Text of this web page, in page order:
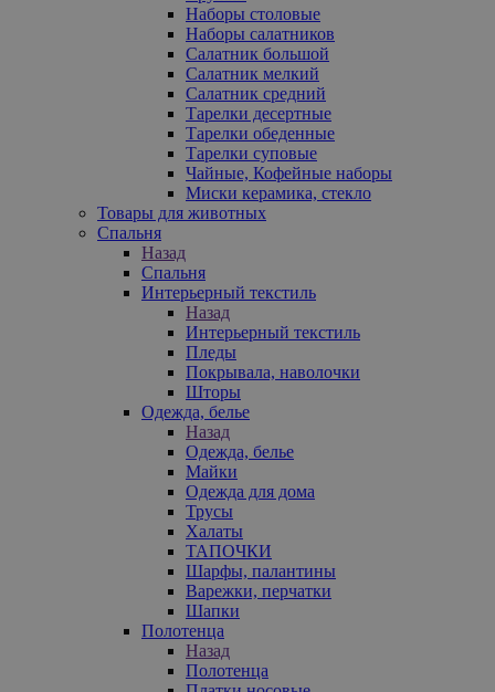
Наборы столовые
Наборы салатников
Салатник большой
Салатник мелкий
Салатник средний
Тарелки десертные
Тарелки обеденные
Тарелки суповые
Чайные, Кофейные наборы
Миски керамика, стекло
Товары для животных
Спальня
Назад
Спальня
Интерьерный текстиль
Назад
Интерьерный текстиль
Пледы
Покрывала, наволочки
Шторы
Одежда, белье
Назад
Одежда, белье
Майки
Одежда для дома
Трусы
Халаты
ТАПОЧКИ
Шарфы, палантины
Варежки, перчатки
Шапки
Полотенца
Назад
Полотенца